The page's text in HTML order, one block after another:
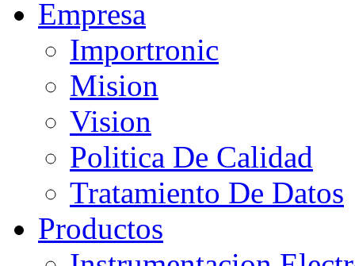
Empresa
Importronic
Mision
Vision
Politica De Calidad
Tratamiento De Datos
Productos